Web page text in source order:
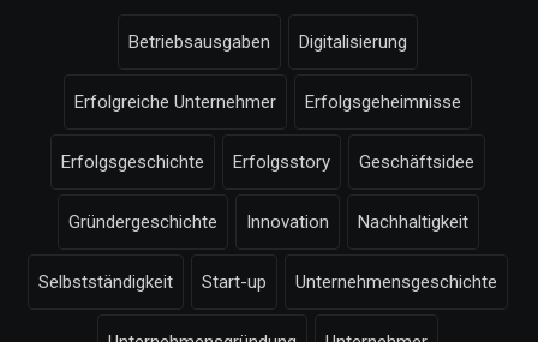
Betriebsausgaben Digitalisierung
Erfolgreiche Unternehmer Erfolgsgeheimnisse
Erfolgsgeschichte Erfolgsstory Geschäftsidee
Gründergeschichte Innovation Nachhaltigkeit
Selbstständigkeit Start-up Unternehmensgeschichte